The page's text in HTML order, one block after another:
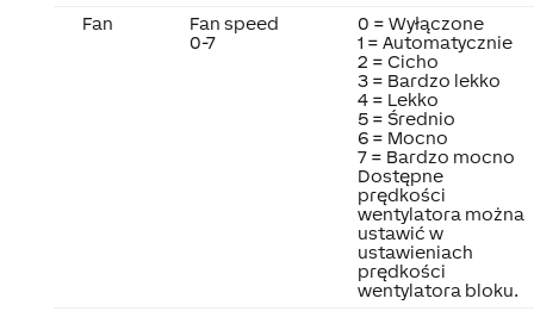
Fan
Fan speed
0-7
0 = Wyłączone
1 = Automatycznie
2 = Cicho
3 = Bardzo lekko
4 = Lekko
5 = Średnio
6 = Mocno
7 = Bardzo mocno
Dostępne
prędkości
wentylatora można
ustawić w
ustawieniach
prędkości
wentylatora bloku.